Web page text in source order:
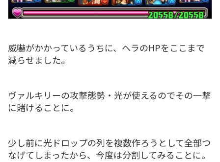
威嚇がかかっているうちに、ヘラのHPをここまで
減らせました。
ヴァルキリーの攻撃態勢・光が使えるのでその一撃
に賭けることに。
少し前に光ドロップの列を複数作ろうとして全部つ
なげてしまったから、今度は分割してみることに。